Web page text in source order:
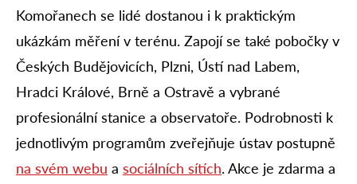
Komořanech se lidé dostanou i k praktickým
ukázkám měření v terénu. Zapojí se také pobočky v
Českých Budějovicích, Plzni, Ústí nad Labem,
Hradci Králové, Brně a Ostravě a vybrané
profesionální stanice a observatoře. Podrobnosti k
jednotlivým programům zveřejňuje ústav postupně
na svém webu a sociálních sítích. Akce je zdarma a